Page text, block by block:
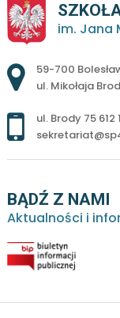
im. Jana
Adres
59-700
ul. Mikołaja
ul. Brody 75 612
BĄDŹ Z NAMI
Aktualności i